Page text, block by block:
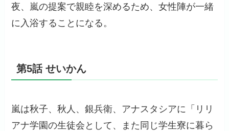
夜、嵐の提案で親睦を深めるため、女性陣が一緒
に入浴することになる。
第5話 せいかん
嵐は秋子、秋人、銀兵衛、アナスタシアに「リリ
アナ学園の生徒会として、また同じ学生寮に暮ら